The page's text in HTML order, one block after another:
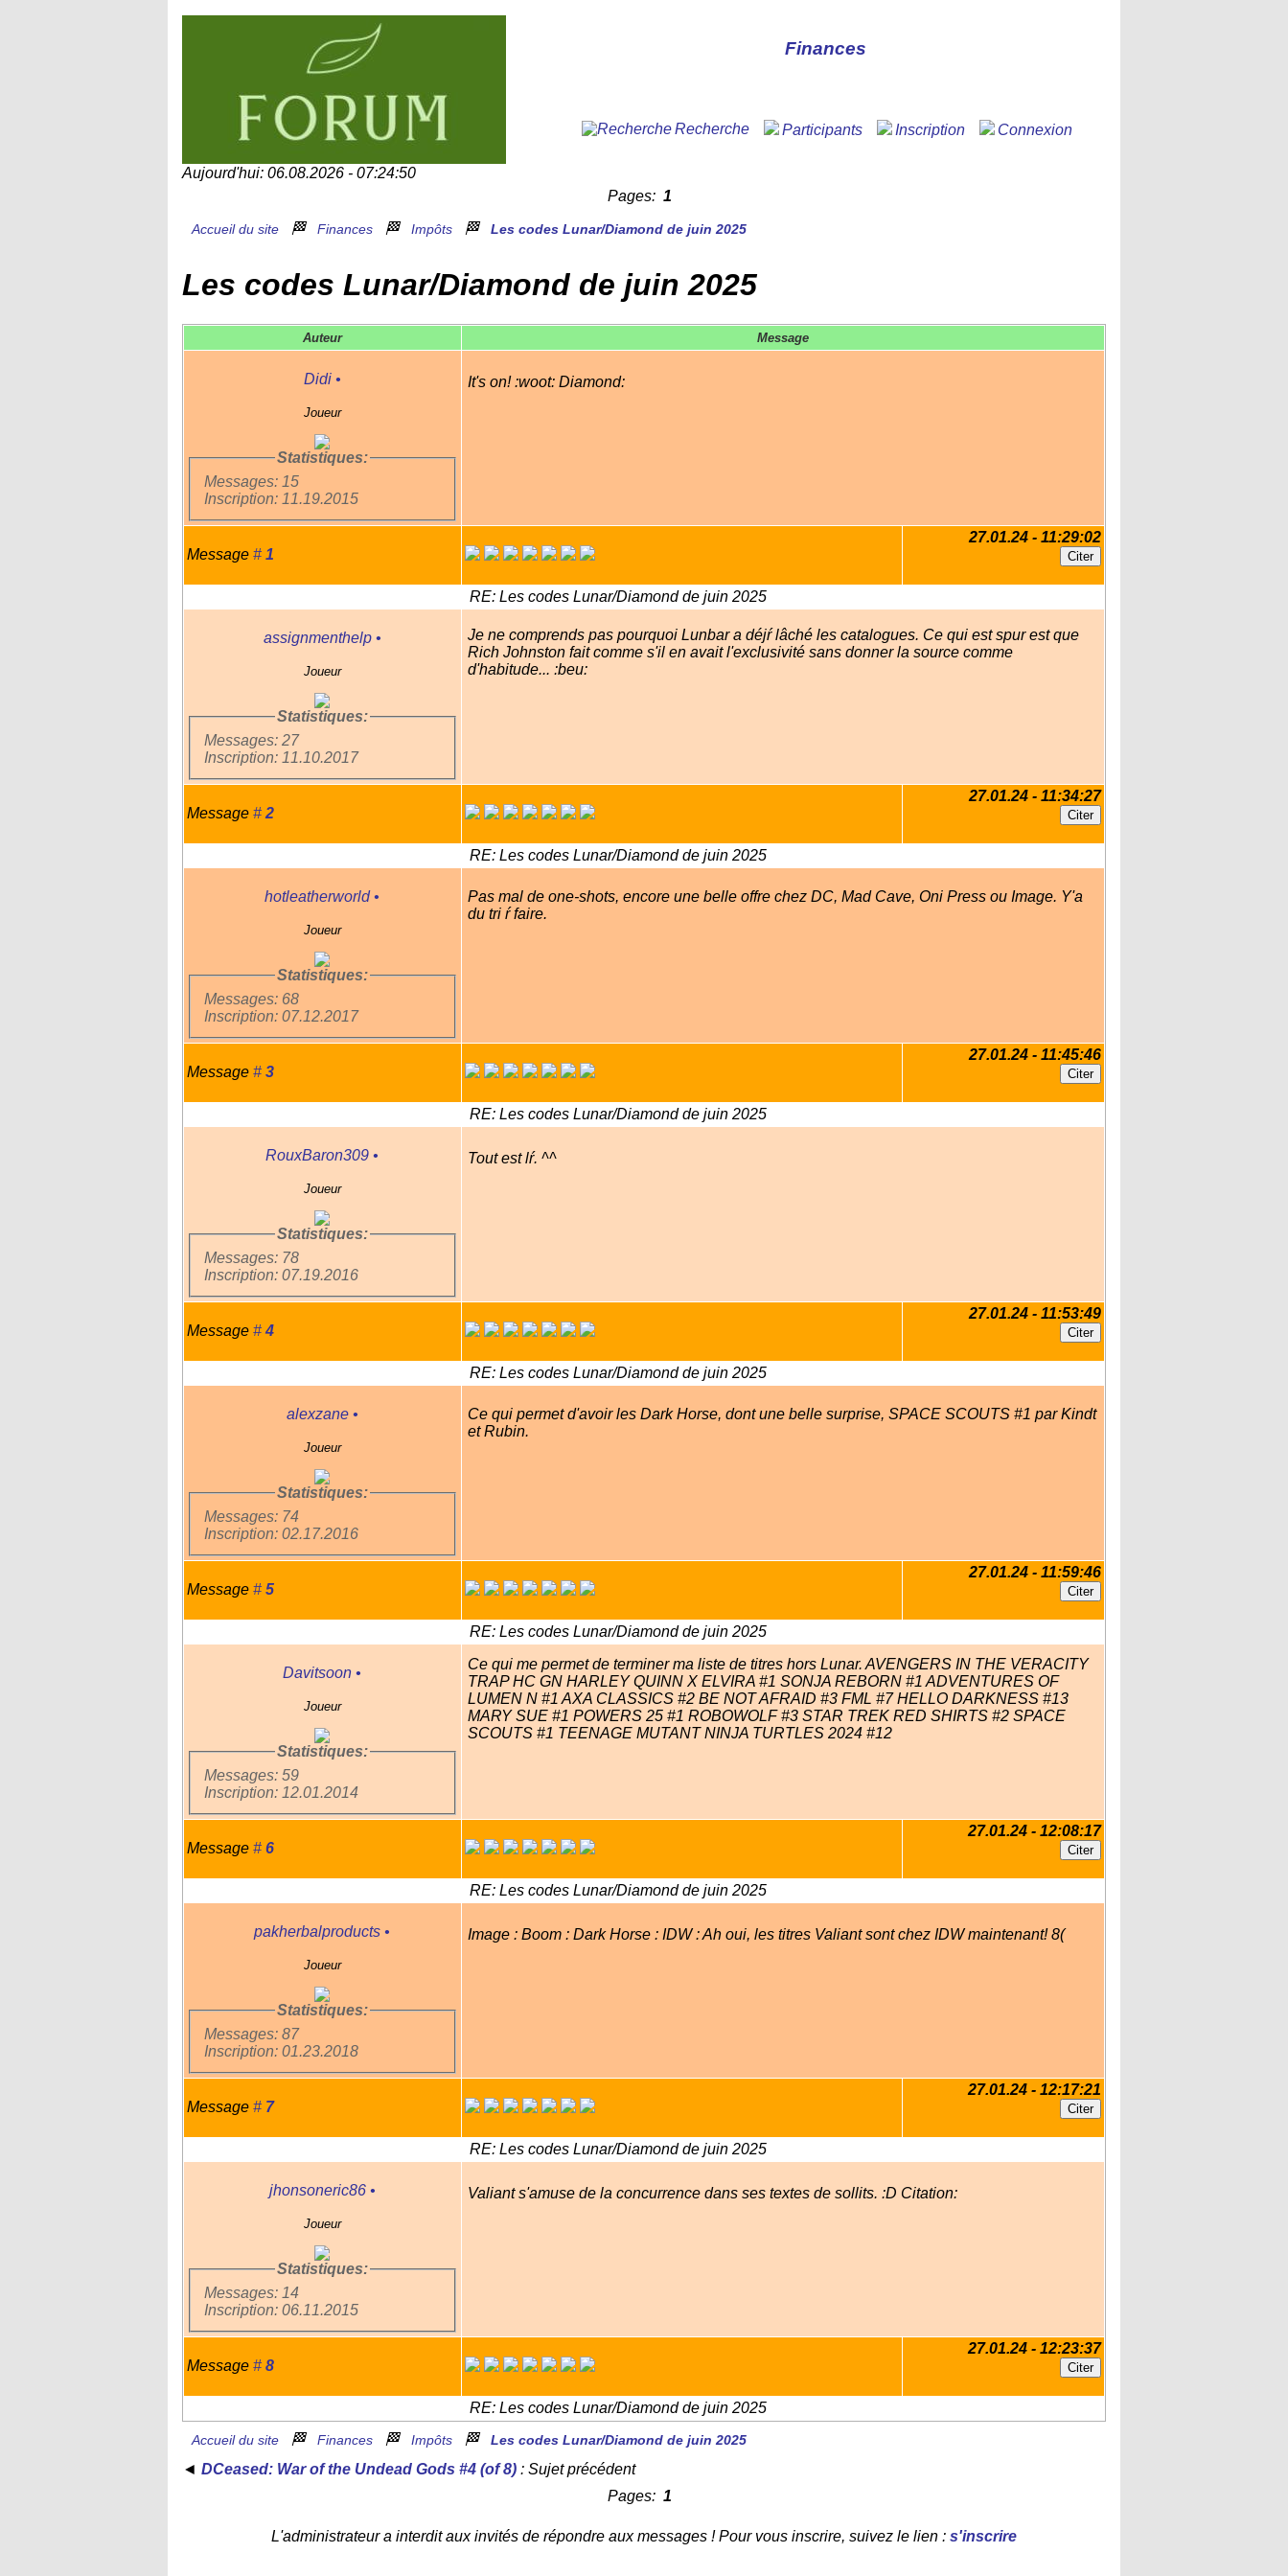
Finances
Recherche Participants Inscription Connexion
Aujourd'hui: 06.08.2026 - 07:24:50
Pages:1
Accueil du site 🏁 Finances 🏁 Impôts 🏁 Les codes Lunar/Diamond de juin 2025
Les codes Lunar/Diamond de juin 2025
Auteur Message
Didi •
Joueur
Statistiques:
Messages: 15
Inscription: 11.19.2015
It's on! :woot: Diamond:
Message # 1
27.01.24 - 11:29:02
RE: Les codes Lunar/Diamond de juin 2025
assignmenthelp •
Joueur
Statistiques:
Messages: 27
Inscription: 11.10.2017
Je ne comprends pas pourquoi Lunbar a déjŕ lâché les catalogues. Ce qui est spur est que
Rich Johnston fait comme s'il en avait l'exclusivité sans donner la source comme
d'habitude... :beu:
Message # 2
27.01.24 - 11:34:27
RE: Les codes Lunar/Diamond de juin 2025
hotleatherworld •
Joueur
Statistiques:
Messages: 68
Inscription: 07.12.2017
Pas mal de one-shots, encore une belle offre chez DC, Mad Cave, Oni Press ou Image. Y'a
du tri ŕ faire.
Message # 3
27.01.24 - 11:45:46
RE: Les codes Lunar/Diamond de juin 2025
RouxBaron309 •
Joueur
Statistiques:
Messages: 78
Inscription: 07.19.2016
Tout est lŕ. ^^
Message #4
27.01.24 - 11:53:49
RE: Les codes Lunar/Diamond de juin 2025
alexzane •
Joueur
Statistiques:
Messages: 74
Inscription: 02.17.2016
Ce qui permet d'avoir les Dark Horse, dont une belle surprise, SPACE SCOUTS #1 par Kindt
et Rubin.
Message # 5
27.01.24 - 11:59:46
RE: Les codes Lunar/Diamond de juin 2025
Davitsoon •
Joueur
Statistiques:
Messages: 59
Inscription: 12.01.2014
Ce qui me permet de terminer ma liste de titres hors Lunar. AVENGERS IN THE VERACITY
TRAP HC GN HARLEY QUINN X ELVIRA #1 SONJA REBORN #1 ADVENTURES OF
LUMEN N #1 AXA CLASSICS #2 BE NOT AFRAID #3 FML #7 HELLO DARKNESS #13
MARY SUE #1 POWERS 25 #1 ROBOWOLF #3 STAR TREK RED SHIRTS #2 SPACE
SCOUTS #1 TEENAGE MUTANT NINJA TURTLES 2024 #12
Message # 6
27.01.24 - 12:08:17
RE: Les codes Lunar/Diamond de juin 2025
pakherbalproducts •
Joueur
Statistiques:
Messages: 87
Inscription: 01.23.2018
Image : Boom : Dark Horse : IDW : Ah oui, les titres Valiant sont chez IDW maintenant! 8(
Message # 7
27.01.24 - 12:17:21
RE: Les codes Lunar/Diamond de juin 2025
jhonsoneric86 •
Joueur
Statistiques:
Messages: 14
Inscription: 06.11.2015
Valiant s'amuse de la concurrence dans ses textes de sollits. :D Citation:
Message # 8
27.01.24 - 12:23:37
RE: Les codes Lunar/Diamond de juin 2025
Accueil du site 🏁 Finances 🏁 Impôts 🏁 Les codes Lunar/Diamond de juin 2025
◄ DCeased: War of the Undead Gods #4 (of 8): Sujet précédent
Pages:1
L'administrateur a interdit aux invités de répondre aux messages ! Pour vous inscrire, suivez le lien : s'inscrire